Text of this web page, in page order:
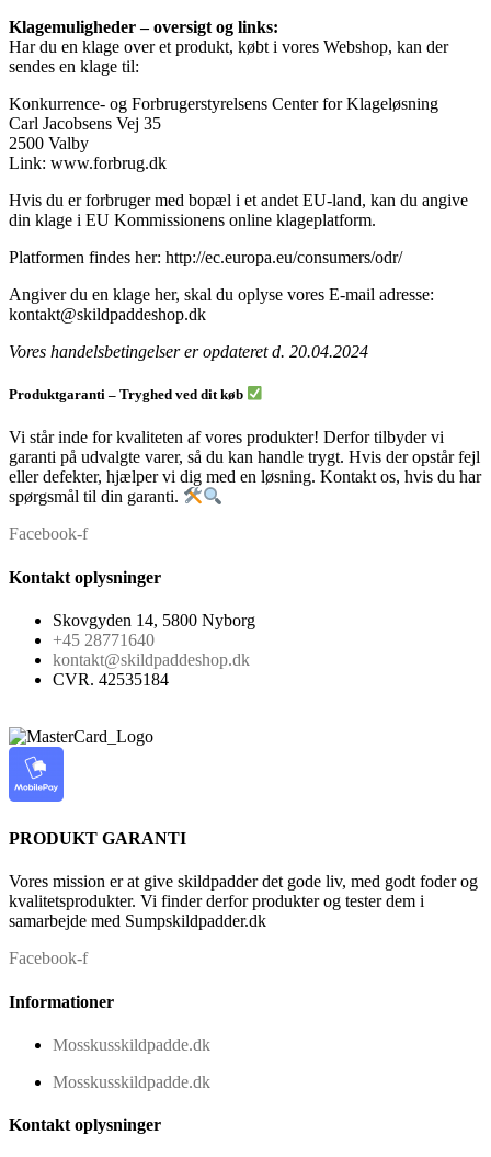
Klagemuligheder – oversigt og links:
Har du en klage over et produkt, købt i vores Webshop, kan der
sendes en klage til:
Konkurrence- og Forbrugerstyrelsens Center for Klageløsning
Carl Jacobsens Vej 35
2500 Valby
Link: www.forbrug.dk
Hvis du er forbruger med bopæl i et andet EU-land, kan du angive
din klage i EU Kommissionens online klageplatform.
Platformen findes her: http://ec.europa.eu/consumers/odr/
Angiver du en klage her, skal du oplyse vores E-mail adresse:
kontakt@skildpaddeshop.dk
Vores handelsbetingelser er opdateret d. 20.04.2024
Produktgaranti – Tryghed ved dit køb
Vi står inde for kvaliteten af vores produkter! Derfor tilbyder vi
garanti på udvalgte varer, så du kan handle trygt. Hvis der opstår fejl
eller defekter, hjælper vi dig med en løsning. Kontakt os, hvis du har
spørgsmål til din garanti.
Facebook-f
Kontakt oplysninger
Skovgyden 14, 5800 Nyborg
+45 28771640
kontakt@skildpaddeshop.dk
CVR. 42535184
PRODUKT GARANTI
Vores mission er at give skildpadder det gode liv, med godt foder og
kvalitetsprodukter. Vi finder derfor produkter og tester dem i
samarbejde med Sumpskildpadder.dk
Facebook-f
Informationer
Mosskusskildpadde.dk
Mosskusskildpadde.dk
Kontakt oplysninger